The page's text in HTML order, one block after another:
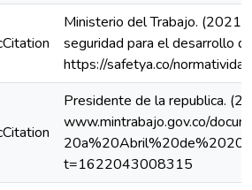
Ministerio del Trabajo.
seguridad para el desarrollo
https://safetya.co/
Presidente de la republica.
www.mintrabajo.gov.co/
t=1622043008315